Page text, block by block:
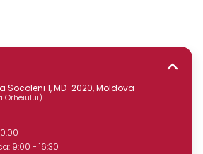
Socoleni 1, MD-2020, Moldova
Orheiului)
9:00 - 16:30